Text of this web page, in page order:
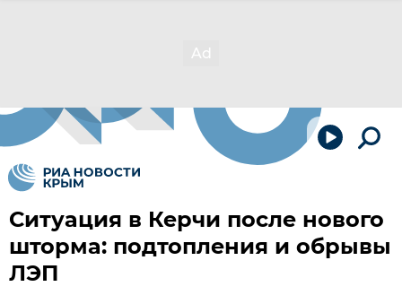
Ситуация в Керчи после нового
шторма: подтопления и обрывы
ЛЭП